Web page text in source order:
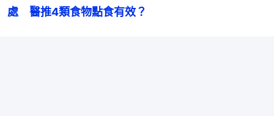
處　醫推4類食物點食有效？